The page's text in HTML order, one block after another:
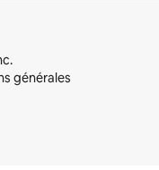
générales